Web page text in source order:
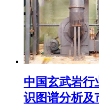
中国玄武岩行
识图谱分析及